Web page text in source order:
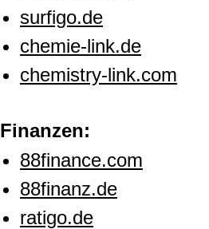
surfigo.de
chemie-link.de
chemistry-link.com
Finanzen:
88finance.com
88finanz.de
ratigo.de